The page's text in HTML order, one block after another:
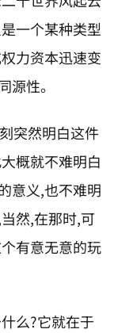
一个某种类型
力资本迅速变
源性。
突然明白这件
概就不难明白
意义,也不难明
然,在那时,可
有意无意的玩
么?它就在于